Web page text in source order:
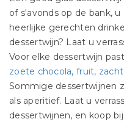
of s'avonds op de bank,
heerlijke gerechten
dessertwijn? Laat u
Voor elke dessertwijn
zoete chocola, fruit,
Sommige dessertwijnen
als aperitief. Laat u
dessertwijnen, en koop